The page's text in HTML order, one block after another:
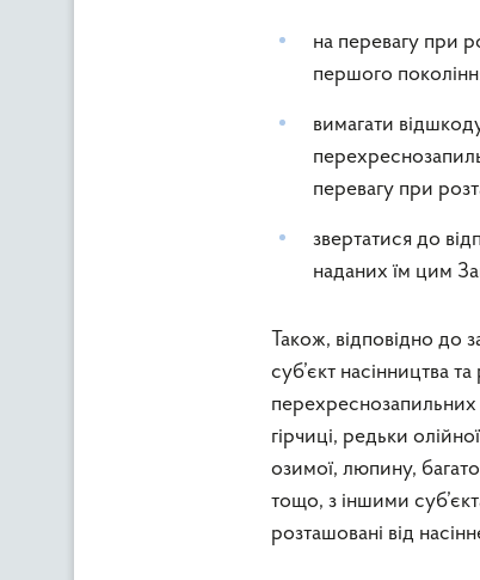
на перевагу при
першого
вимагати
перевагу при
звертатися до
наданих їм цим
Також, відповідно до
суб’єкт насінництва
перехреснозапильних
гірчиці, редьки
озимої, люпину,
тощо, з іншими
розташовані від